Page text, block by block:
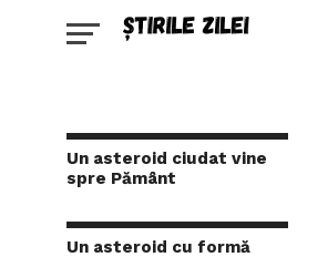
Un asteroid ciudat vine
spre Pământ
Un asteroid cu formă